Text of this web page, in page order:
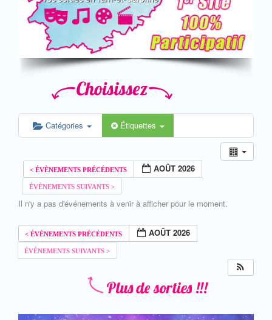
Catégories Étiquettes
AOÛT 2026
Il n'y a pas d'événements à venir à afficher pour le moment.
AOÛT 2026